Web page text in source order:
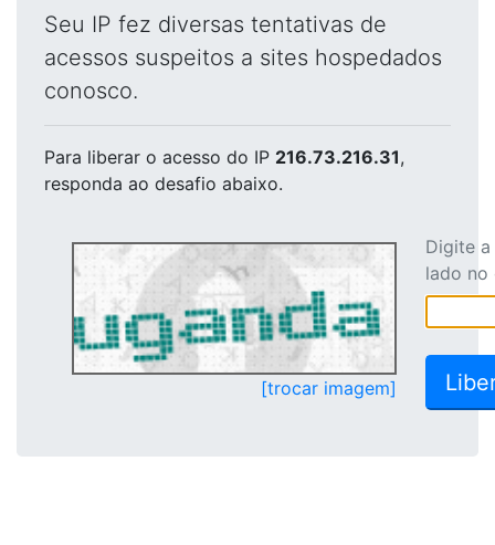
Seu IP fez diversas tentativas de
acessos suspeitos a sites hospedados
conosco.
Para liberar o acesso do IP 216.73.216.31,
responda ao desafio abaixo.
[trocar imagem]
Digite
lado no